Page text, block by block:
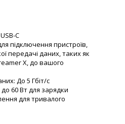
C
підключення пристроїв,
передачі даних, таких як
X, до вашого
До 5 Гбіт/с
60 Вт для зарядки
для тривалого